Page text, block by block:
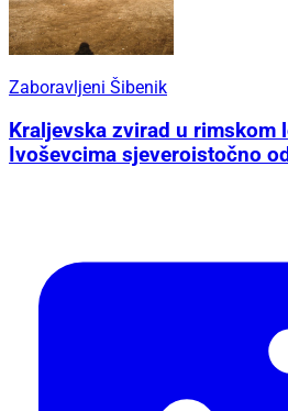
Zaboravljeni Šibenik
Kraljevska zvirad u rimskom
Ivoševcima sjeveroistočno